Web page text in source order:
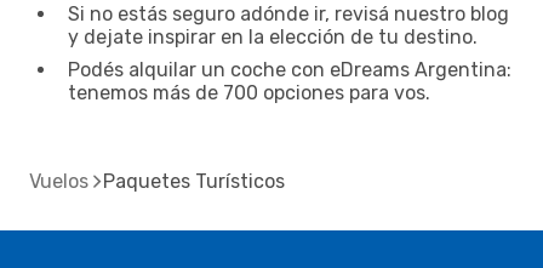
Si no estás seguro adónde ir, revisá nuestro blog
y dejate inspirar en la elección de tu destino.
Podés alquilar un coche con eDreams Argentina:
tenemos más de 700 opciones para vos.
Vuelos Paquetes Turísticos